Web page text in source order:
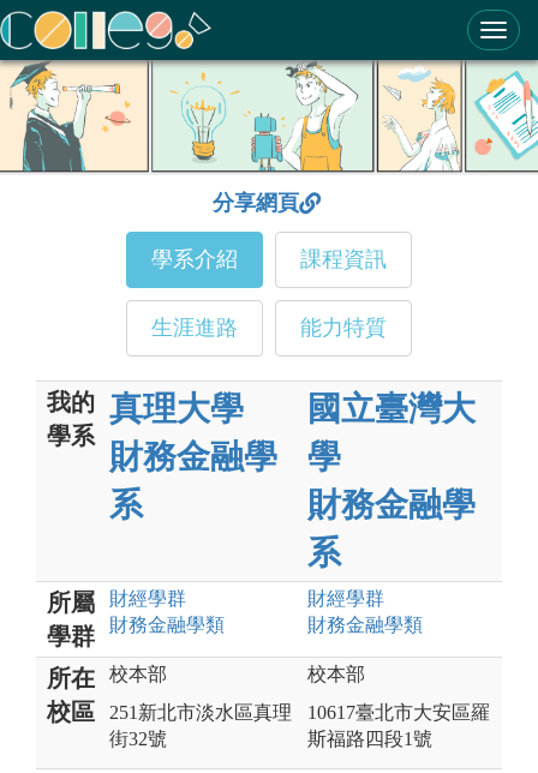
ColleGo! 大學選才與高中育才輔助系統
分享網頁
學系介紹 課程資訊
生涯進路 能力特質
我的
學系
真理大學
財務金融學
系
國立臺灣大
學
財務金融學
系
所屬
學群
財經學群
財務金融學類
財經學群
財務金融學類
所在
校區
校本部
251新北市淡水區真理
街32號
校本部
10617臺北市大安區羅
斯福路四段1號